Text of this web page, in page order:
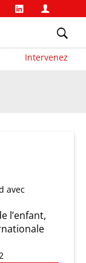
Intervenez
avec
l’enfant,